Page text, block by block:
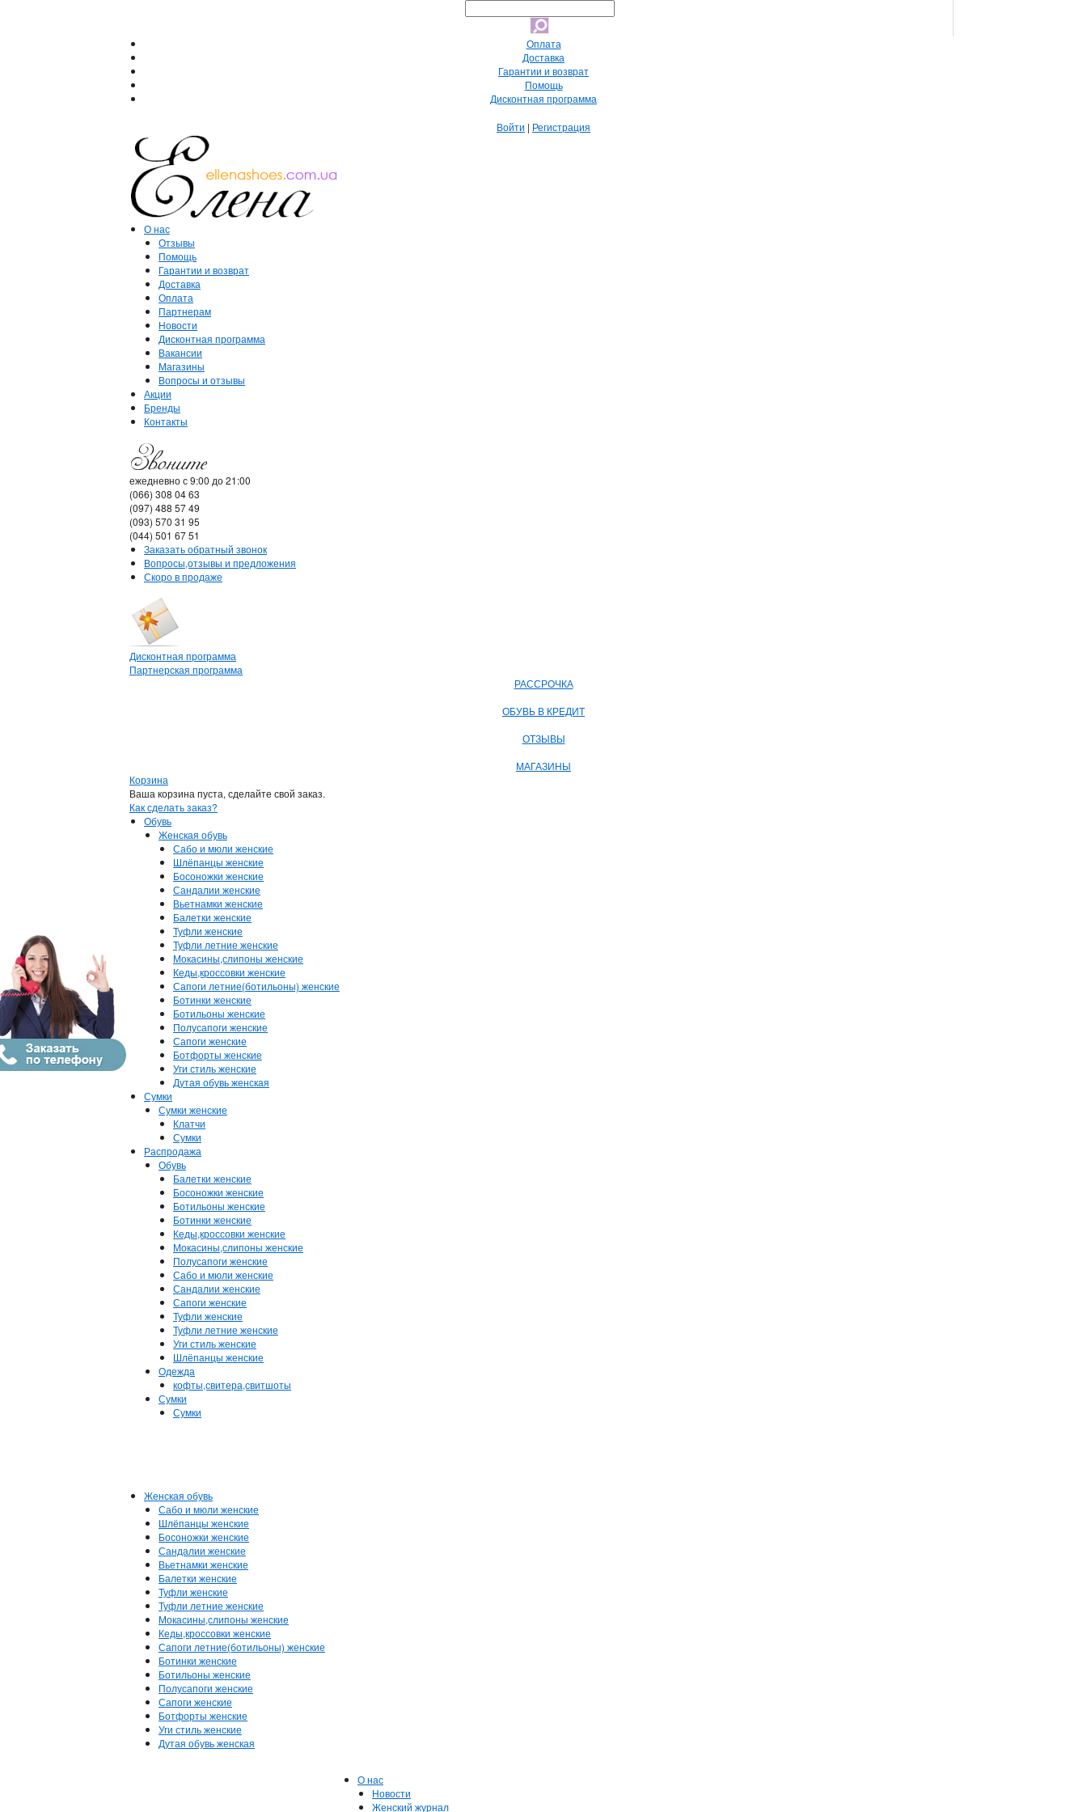
Оплата
Доставка
Гарантии и возврат
Помощь
Дисконтная программа
Войти | Регистрация
О нас
Отзывы
Помощь
Гарантии и возврат
Доставка
Оплата
Партнерам
Новости
Дисконтная программа
Вакансии
Магазины
Вопросы и отзывы
Акции
Бренды
Контакты
ежедневно с 9:00 до 21:00
(066) 308 04 63
(097) 488 57 49
(093) 570 31 95
(044) 501 67 51
Заказать обратный звонок
Вопросы,отзывы и предложения
Скоро в продаже
Дисконтная программа
Партнерская программа
РАССРОЧКА
ОБУВЬ В КРЕДИТ
ОТЗЫВЫ
МАГАЗИНЫ
Корзина
Ваша корзина пуста, сделайте свой заказ.
Как сделать заказ?
Обувь
Женская обувь
Сабо и мюли женские
Шлёпанцы женские
Босоножки женские
Сандалии женские
Вьетнамки женские
Балетки женские
Туфли женские
Туфли летние женские
Мокасины,слипоны женские
Кеды,кроссовки женские
Сапоги летние(ботильоны) женские
Ботинки женские
Ботильоны женские
Полусапоги женские
Сапоги женские
Ботфорты женские
Уги стиль женские
Дутая обувь женская
Сумки
Сумки женские
Клатчи
Сумки
Распродажа
Обувь
Балетки женские
Босоножки женские
Ботильоны женские
Ботинки женские
Кеды,кроссовки женские
Мокасины,слипоны женские
Полусапоги женские
Сабо и мюли женские
Сандалии женские
Сапоги женские
Туфли женские
Туфли летние женские
Уги стиль женские
Шлёпанцы женские
Одежда
кофты,свитера,свитшоты
Сумки
Сумки
Женская обувь
Сабо и мюли женские
Шлёпанцы женские
Босоножки женские
Сандалии женские
Вьетнамки женские
Балетки женские
Туфли женские
Туфли летние женские
Мокасины,слипоны женские
Кеды,кроссовки женские
Сапоги летние(ботильоны) женские
Ботинки женские
Ботильоны женские
Полусапоги женские
Сапоги женские
Ботфорты женские
Уги стиль женские
Дутая обувь женская
О нас
Новости
Женский журнал